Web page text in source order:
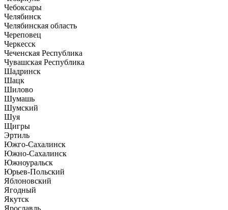
Чебоксары
Челябинск
Челябинская область
Череповец
Черкесск
Чеченская Республика
Чувашская Республика
Шадринск
Шацк
Шилово
Шумашь
Шумский
Шуя
Щигры
Эртиль
Южго-Сахалинск
Южно-Сахалинск
Южноуральск
Юрьев-Польский
Яблоновский
Ягодный
Якутск
Ярославль